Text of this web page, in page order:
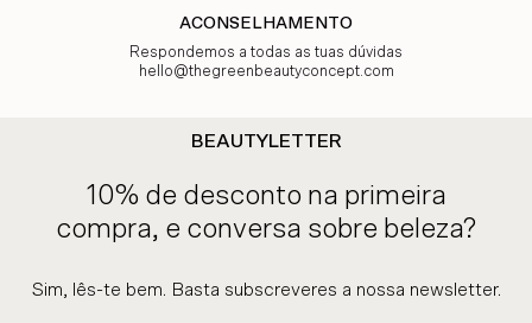
ACONSELHAMENTO
Respondemos a todas as tuas dúvidas
hello@thegreenbeautyconcept.com
BEAUTYLETTER
10% de desconto na primeira
compra, e conversa sobre beleza?
Sim, lês-te bem. Basta subscreveres a nossa newsletter.